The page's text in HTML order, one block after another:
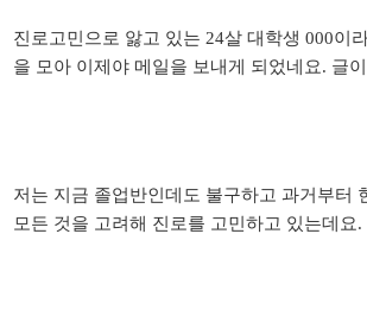
진로고민으로 앓고 있는 24살 대학생 000이
을 모아 이제야 메일을 보내게 되었네요. 글
저는 지금 졸업반인데도 불구하고 과거부터
모든 것을 고려해 진로를 고민하고 있는데요.